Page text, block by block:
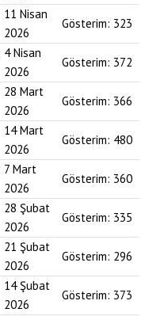
11 Nisan
2026
Gösterim: 323
4 Nisan
2026
Gösterim: 372
28 Mart
2026
Gösterim: 366
14 Mart
2026
Gösterim: 480
7 Mart
2026
Gösterim: 360
28 Şubat
2026
Gösterim: 335
21 Şubat
2026
Gösterim: 296
14 Şubat
2026
Gösterim: 373